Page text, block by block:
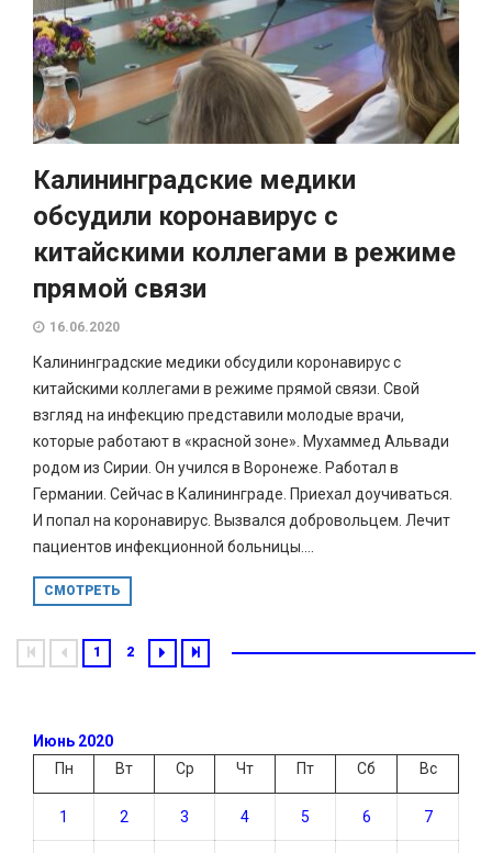
Калининградские медики
обсудили коронавирус с
китайскими коллегами в режиме
прямой связи
16.06.2020
Калининградские медики обсудили коронавирус с
китайскими коллегами в режиме прямой связи. Свой
взгляд на инфекцию представили молодые врачи,
которые работают в «красной зоне». Мухаммед Альвади
родом из Сирии. Он учился в Воронеже. Работал в
Германии. Сейчас в Калининграде. Приехал доучиваться.
И попал на коронавирус. Вызвался добровольцем. Лечит
пациентов инфекционной больницы....
СМОТРЕТЬ
1 2
Июнь 2020
Пн
Вт Ср Чт Пт Сб Вс
1 2 3 4 5 6 7